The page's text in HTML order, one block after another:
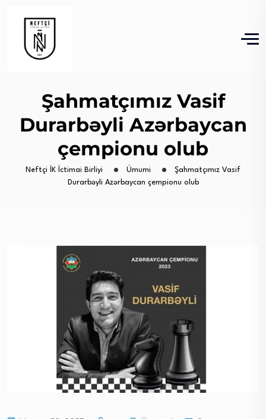
Şahmatçımız Vasif
Durarbəyli Azərbaycan
çempionu olub
Neftçi İK İctimai Birliyi Ümumi
Şahmatçımız Vasif
Durarbəyli Azərbaycan çempionu olub